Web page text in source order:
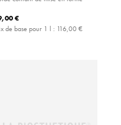
€
de base pour 1 l : 116,00 €